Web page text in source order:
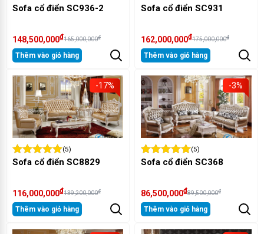
Sofa cổ điển SC936-2
148,500,000₫165,000,000₫
Thêm vào giỏ hàng
Sofa cổ điển SC931
162,000,000₫175,000,000₫
Thêm vào giỏ hàng
-17%
(5)
Sofa cổ điển SC8829
116,000,000₫139,200,000₫
Thêm vào giỏ hàng
-3%
(5)
Sofa cổ điển SC368
86,500,000₫89,500,000₫
Thêm vào giỏ hàng